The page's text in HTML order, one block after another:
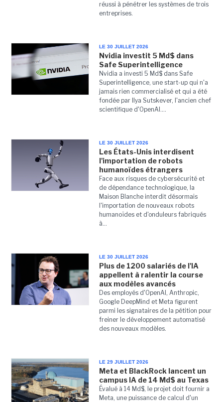
réussi à pénétrer les systèmes de trois
entreprises.
LE 30 JUILLET 2026
Nvidia investit 5 Md$ dans
Safe Superintelligence
Nvidia a investi 5 Md$ dans Safe
Superintelligence, une start-up qui n'a
jamais rien commercialisé et qui a été
fondée par Ilya Sutskever, l'ancien chef
scientifique d'OpenAI....
LE 30 JUILLET 2026
Les États-Unis interdisent
l'importation de robots
humanoïdes étrangers
Face aux risques de cybersécurité et
de dépendance technologique, la
Maison Blanche interdit désormais
l'importation de nouveaux robots
humanoïdes et d'onduleurs fabriqués
à...
LE 30 JUILLET 2026
Plus de 1200 salariés de l'IA
appellent à ralentir la course
aux modèles avancés
Des employés d'OpenAI, Anthropic,
Google DeepMind et Meta figurent
parmi les signataires de la pétition pour
freiner le développement automatisé
des nouveaux modèles.
LE 29 JUILLET 2026
Meta et BlackRock lancent un
campus IA de 14 Md$ au Texas
Évalué à 14 Md$, le projet doit fournir a
Meta, une puissance de calcul d'un